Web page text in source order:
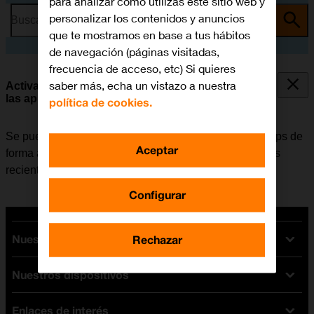
Busca por problema o tema
Activar o desactivar la actualización automática de
las apps
Se puede configurar el móvil para que actualice las apps de
forma automática y así tener siempre las versiones más
recientes instaladas.
Nuestras tarifas
Tarifas Orange
Tarifas fibra y móvil
Nuestros dispositivos
Enlaces de interés
personalizar los contenidos y anuncios
que te mostramos en base a tus hábitos
de navegación (páginas visitadas,
frecuencia de acceso, etc) Si quieres
saber más, echa un vistazo a nuestra
política de cookies.
Configurar
Rechazar
Aceptar